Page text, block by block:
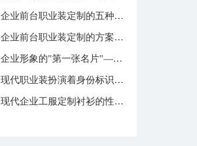
企业前台职业装定制的五种主流款式对比
企业前台职业装定制的方案和流程
企业形象的"第一张名片"——前台职业装定制
现代职业装扮演着身份标识与功能防护的"双重角色"
现代企业工服定制衬衫的性价比之选——牛津纺衬衫定制